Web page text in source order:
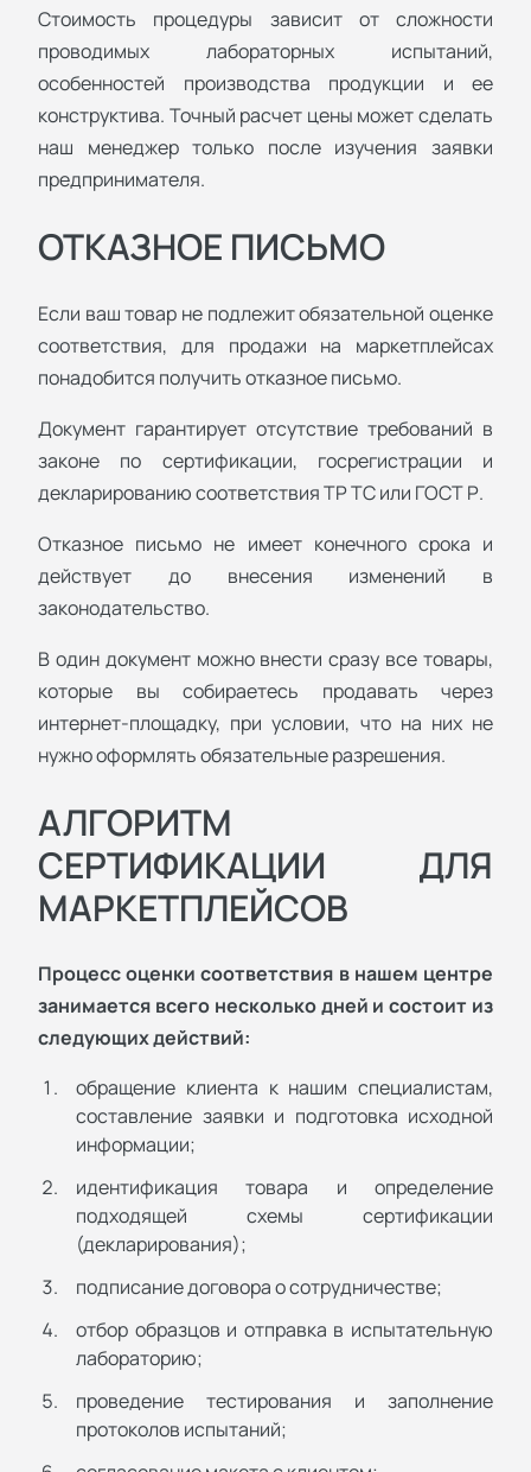
Стоимость процедуры зависит от сложности
проводимых лабораторных испытаний,
особенностей производства продукции и ее
конструктива. Точный расчет цены может сделать
наш менеджер только после изучения заявки
предпринимателя.
ОТКАЗНОЕ ПИСЬМО
Если ваш товар не подлежит обязательной оценке
соответствия, для продажи на маркетплейсах
понадобится получить отказное письмо.
Документ гарантирует отсутствие требований в
законе по сертификации, госрегистрации и
декларированию соответствия ТР ТС или ГОСТ Р.
Отказное письмо не имеет конечного срока и
действует до внесения изменений в
законодательство.
В один документ можно внести сразу все товары,
которые вы собираетесь продавать через
интернет-площадку, при условии, что на них не
нужно оформлять обязательные разрешения.
АЛГОРИТМ
СЕРТИФИКАЦИИ ДЛЯ
МАРКЕТПЛЕЙСОВ
Процесс оценки соответствия в нашем центре
занимается всего несколько дней и состоит из
следующих действий:
обращение клиента к нашим специалистам,
составление заявки и подготовка исходной
информации;
идентификация товара и определение
подходящей схемы сертификации
(декларирования);
подписание договора о сотрудничестве;
отбор образцов и отправка в испытательную
лабораторию;
проведение тестирования и заполнение
протоколов испытаний;